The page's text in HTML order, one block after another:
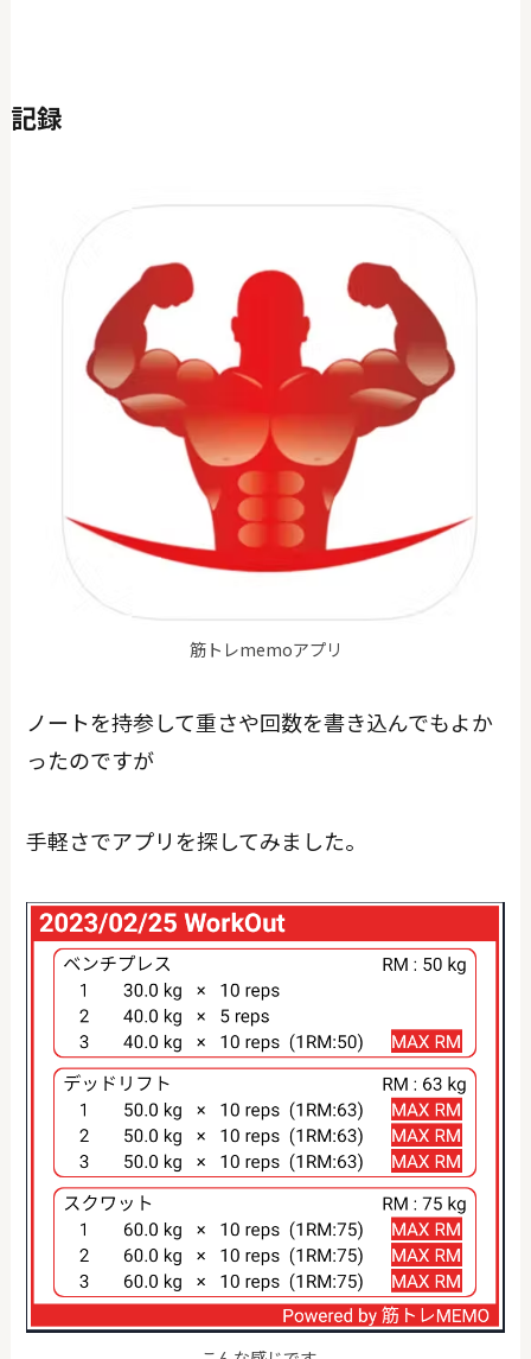
記録
筋トレmemoアプリ
ノートを持参して重さや回数を書き込んでもよか
ったのですが
手軽さでアプリを探してみました。